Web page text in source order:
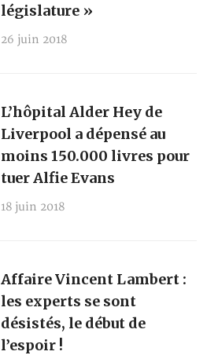
législature »
26 juin 2018
L’hôpital Alder Hey de
Liverpool a dépensé au
moins 150.000 livres pour
tuer Alfie Evans
18 juin 2018
Affaire Vincent Lambert :
les experts se sont
désistés, le début de
l’espoir !